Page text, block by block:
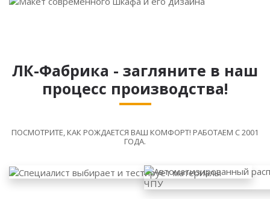
ЛК-Фабрика - загляните в наш
процесс производства!
ПОСМОТРИТЕ, КАК РОЖДАЕТСЯ ВАШ КОМФОРТ! РАБОТАЕМ С 2001
ГОДА.